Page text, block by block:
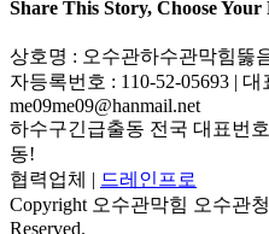
Share This Story, Choose
Facebook
X
Reddit
LinkedIn
Tumblr
Pinterest
Vk
이
메
일
상호명 : 오수관하수관막힘뚫
자등록번호 : 110-52-05693 |
me09me09@hanmail.net
하수구긴급출동 전국 대표번
동!
협력업체 | 드레인프로
Copyright 오수관막힘 오수관
Reserved.